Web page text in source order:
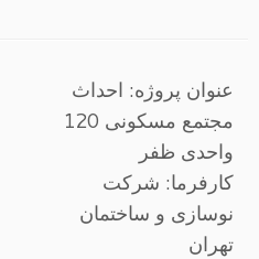
عنوان پروژه: احداث
مجتمع مسکونی 120
واحدی ظفر
کارفرما: شرکت
نوسازی و ساختمان
تهران